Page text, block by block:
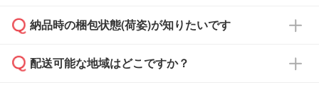
ご希望の際は担当スタッフまでお気軽にご相談
ください。
ご入金確認後、1～2営業日で出荷いたしま
い。
応が可能かご案内いたします。
ご入金確認後に在庫を確保し、注文確定のご連
はできかねますので予めご了承ください。
納品時の梱包状態(荷姿)が知りたいです
商品によって異なります。各ページにある商品
配送可能な地域はどこですか？